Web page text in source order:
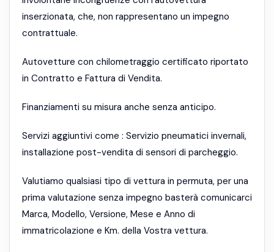
inserzionata, che, non rappresentano un impegno
contrattuale.
Autovetture con chilometraggio certificato riportato
in Contratto e Fattura di Vendita.
Finanziamenti su misura anche senza anticipo.
Servizi aggiuntivi come : Servizio pneumatici invernali,
installazione post-vendita di sensori di parcheggio.
Valutiamo qualsiasi tipo di vettura in permuta, per una
prima valutazione senza impegno basterà comunicarci
Marca, Modello, Versione, Mese e Anno di
immatricolazione e Km. della Vostra vettura.